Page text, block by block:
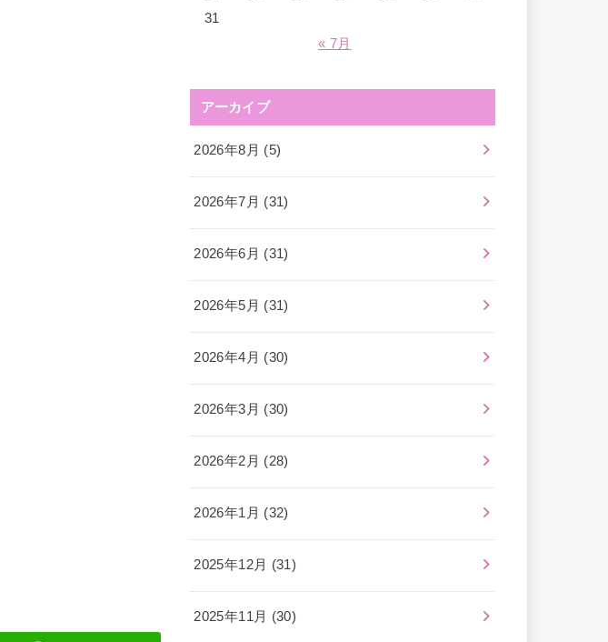
31
« 7月
アーカイブ
2026年8月 (5)
2026年7月 (31)
2026年6月 (31)
2026年5月 (31)
2026年4月 (30)
2026年3月 (30)
2026年2月 (28)
2026年1月 (32)
2025年12月 (31)
2025年11月 (30)